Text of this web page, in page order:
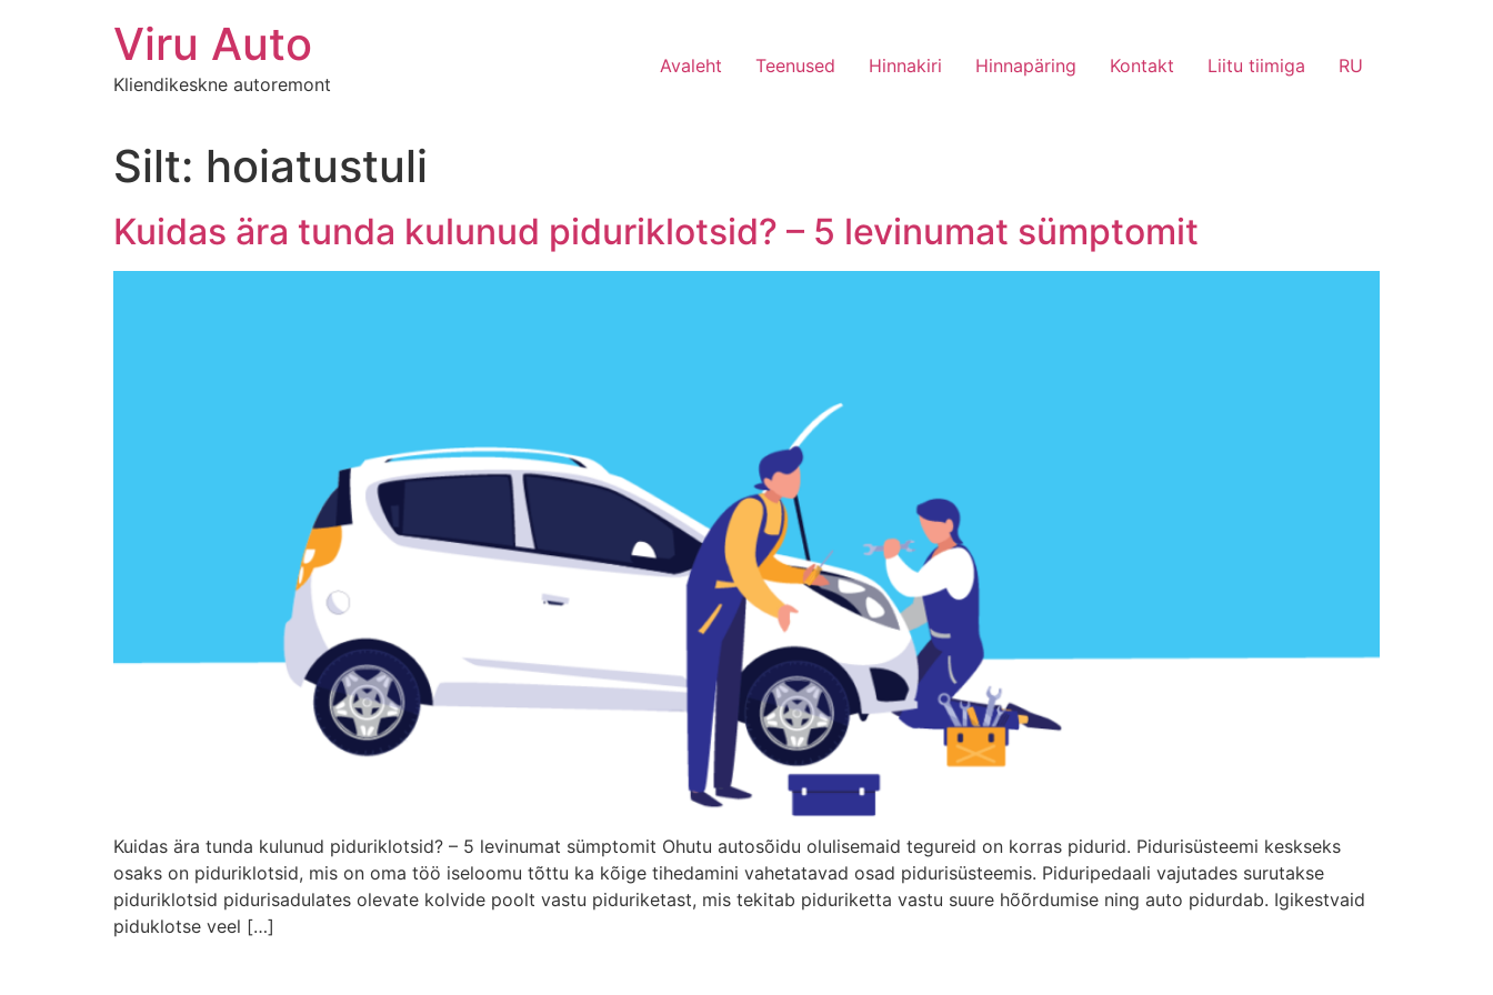
Viru Auto
Kliendikeskne autoremont
Avaleht Teenused Hinnakiri Hinnapäring Kontakt Liitu tiimiga RU
Silt: hoiatustuli
Kuidas ära tunda kulunud piduriklotsid? – 5 levinumat sümptomit
Kuidas ära tunda kulunud piduriklotsid? – 5 levinumat sümptomit Ohutu autosõidu olulisemaid tegureid on korras pidurid. Pidurisüsteemi keskseks
osaks on piduriklotsid, mis on oma töö iseloomu tõttu ka kõige tihedamini vahetatavad osad pidurisüsteemis. Piduripedaali vajutades surutakse
piduriklotsid pidurisadulates olevate kolvide poolt vastu piduriketast, mis tekitab piduriketta vastu suure hõõrdumise ning auto pidurdab. Igikestvaid
piduklotse veel […]